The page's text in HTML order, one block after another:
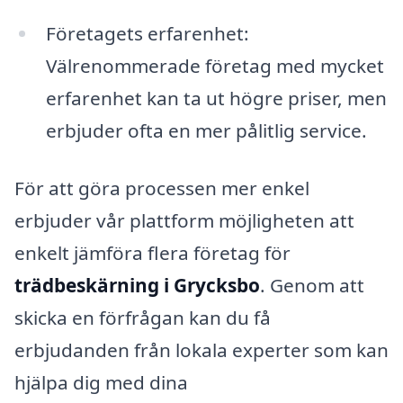
Företagets erfarenhet:
Välrenommerade företag med mycket
erfarenhet kan ta ut högre priser, men
erbjuder ofta en mer pålitlig service.
För att göra processen mer enkel
erbjuder vår plattform möjligheten att
enkelt jämföra flera företag för
trädbeskärning i Grycksbo. Genom att
skicka en förfrågan kan du få
erbjudanden från lokala experter som kan
hjälpa dig med dina